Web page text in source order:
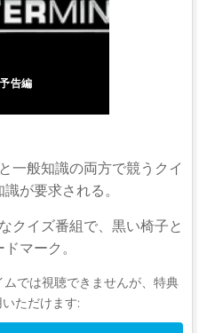
予告編
一般知識の両方で競うクイ
が要求される。
クイズ番組で、黒い椅子と
マーク。
では視聴できませんが、特典
ただけます: